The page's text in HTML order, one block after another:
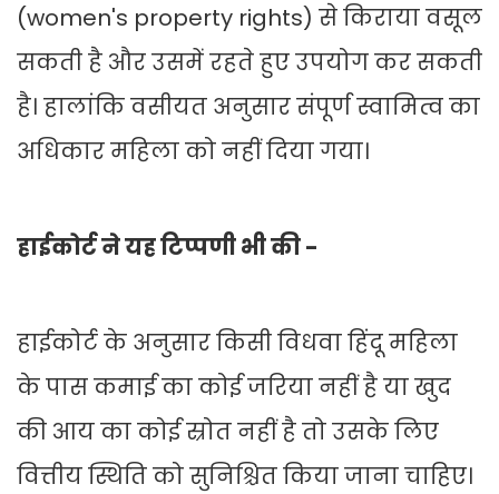
(women's property rights) से किराया वसूल
सकती है और उसमें रहते हुए उपयोग कर सकती
है। हालांकि वसीयत अनुसार संपूर्ण स्वामित्व का
अधिकार महिला को नहीं दिया गया।
हाईकोर्ट ने यह टिप्पणी भी की -
हाईकोर्ट के अनुसार किसी विधवा हिंदू महिला
के पास कमाई का कोई जरिया नहीं है या खुद
की आय का कोई स्रोत नहीं है तो उसके लिए
वित्तीय स्थिति को सुनिश्चित किया जाना चाहिए।